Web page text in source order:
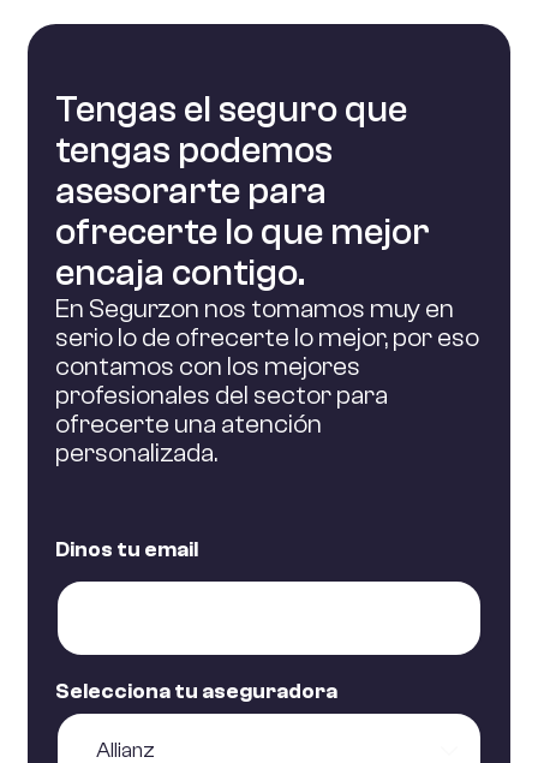
En este caso la prima va aumentando con los
donde se nivela. Es la combinación de las dos
anteriores. Va aumentando con la edad, hasta
que llega a los 60 años que se mantiene
constante.
Tengas el seguro que
tengas podemos
asesorarte para
ofrecerte lo que mejor
encaja contigo.
En Segurzon nos tomamos muy en
serio lo de ofrecerte lo mejor, por eso
contamos con los mejores
profesionales del sector para
ofrecerte una atención
personalizada.
Dinos tu email
Selecciona tu aseguradora